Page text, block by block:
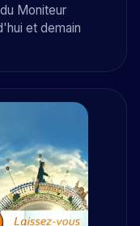
Moniteur
et demain